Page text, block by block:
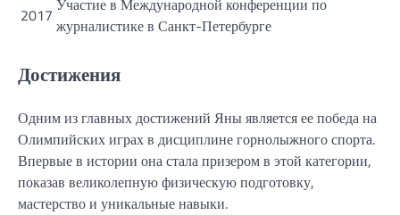
2017 Участие в Международной конференции по
журналистике в Санкт-Петербурге
Достижения
Одним из главных достижений Яны является ее победа на
Олимпийских играх в дисциплине горнолыжного спорта.
Впервые в истории она стала призером в этой категории,
показав великолепную физическую подготовку,
мастерство и уникальные навыки.